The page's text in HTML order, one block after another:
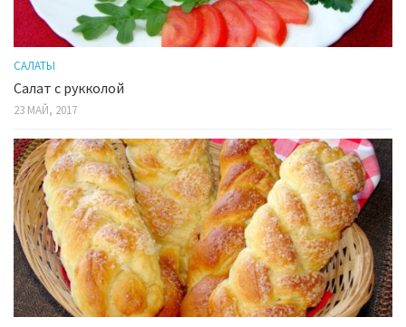
САЛАТЫ
Салат с рукколой
23 МАЙ, 2017